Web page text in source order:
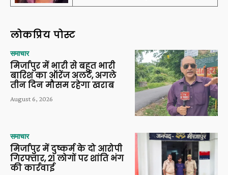
लोकप्रिय पोस्ट
समाचार
मिर्जापुर में भारी से बहुत भारी
बारिश का ऑरेंज अलर्ट, अगले
तीन दिन मौसम रहेगा खराब
August 6, 2026
समाचार
मिर्जापुर में दुष्कर्म के दो आरोपी
गिरफ्तार, 21 लोगों पर शांति भंग
की कार्रवाई